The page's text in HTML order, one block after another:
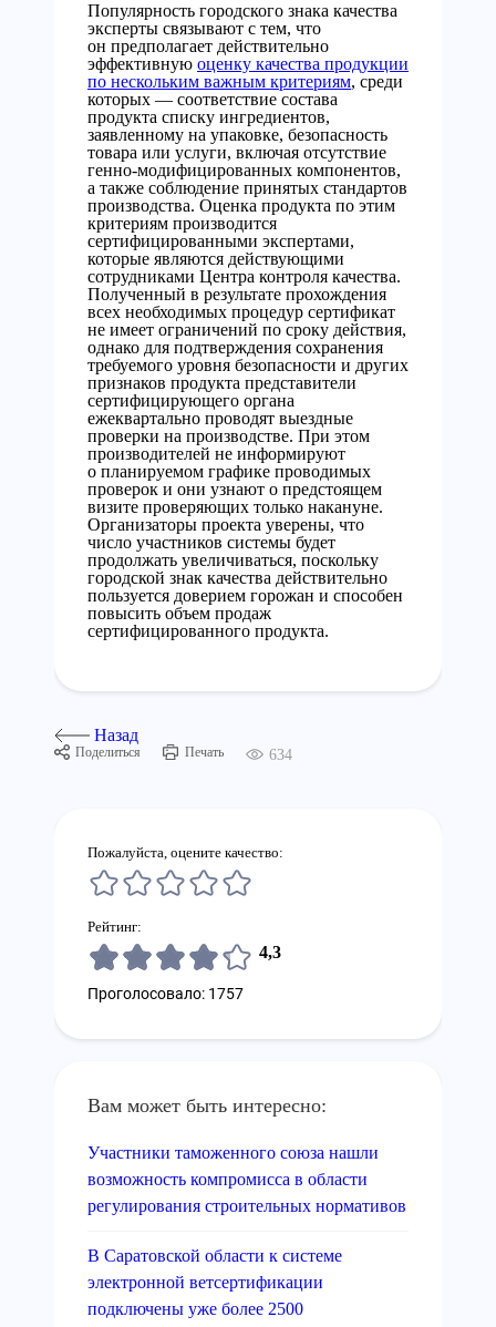
Популярность городского знака качества
эксперты связывают с тем, что
он предполагает действительно
эффективную оценку качества продукции
по нескольким важным критериям, среди
которых — соответствие состава
продукта списку ингредиентов,
заявленному на упаковке, безопасность
товара или услуги, включая отсутствие
генно-модифицированных компонентов,
а также соблюдение принятых стандартов
производства. Оценка продукта по этим
критериям производится
сертифицированными экспертами,
которые являются действующими
сотрудниками Центра контроля качества.
Полученный в результате прохождения
всех необходимых процедур сертификат
не имеет ограничений по сроку действия,
однако для подтверждения сохранения
требуемого уровня безопасности и других
признаков продукта представители
сертифицирующего органа
ежеквартально проводят выездные
проверки на производстве. При этом
производителей не информируют
о планируемом графике проводимых
проверок и они узнают о предстоящем
визите проверяющих только накануне.
Организаторы проекта уверены, что
число участников системы будет
продолжать увеличиваться, поскольку
городской знак качества действительно
пользуется доверием горожан и способен
повысить объем продаж
сертифицированного продукта.
Назад
Поделиться Печать 634
Пожалуйста, оцените качество:
Рейтинг:
4,3
Проголосовало: 1757
Вам может быть интересно:
Участники таможенного союза нашли
возможность компромисса в области
регулирования строительных нормативов
В Саратовской области к системе
электронной ветсертификации
подключены уже более 2500